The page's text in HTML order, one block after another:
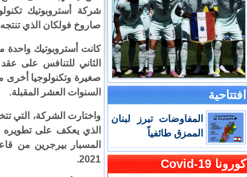
افتتاحية
المفاوضات تبرز لبنان
الممزق طائفياً
كورونا Covid-19
شركة أستروبوتيك
صاروخ فولكان الذي
كانت أستروبوتيك
السنوات العشر المقبلة.
واختارت الشركة، التي
الذي يعكف على تطويره
المسبار بيرجرين من
2021.